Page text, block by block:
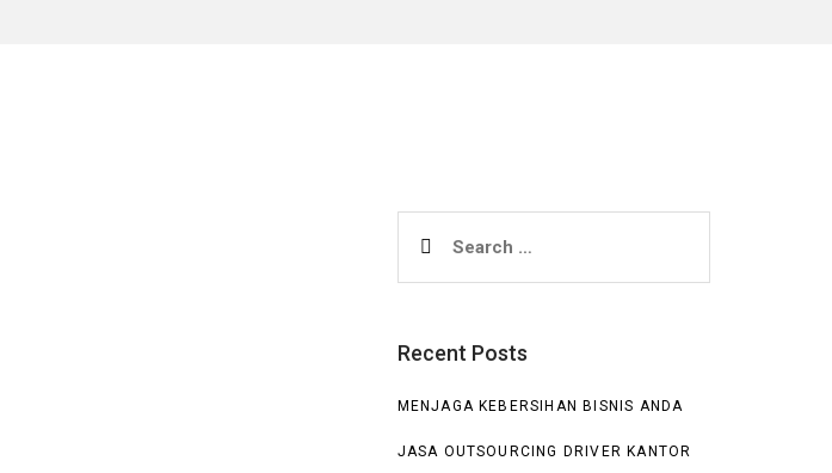
for:
Recent Posts
MENJAGA KEBERSIHAN BISNIS ANDA
JASA OUTSOURCING DRIVER KANTOR